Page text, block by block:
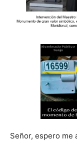
Señor, espero me